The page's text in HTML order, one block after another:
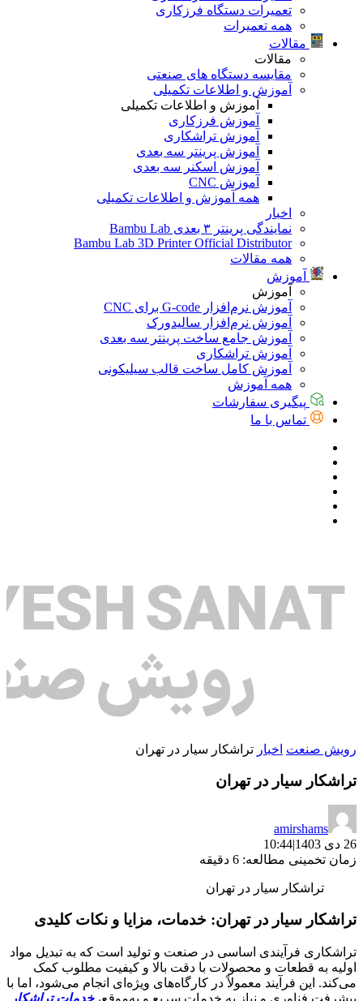
تعمیرات دستگاه فرزکاری
همه تعمیرات
مقالات
مقالات
مقایسه دستگاه های صنعتی
آموزش و اطلاعات تکمیلی
آموزش و اطلاعات تکمیلی
آموزش فرزکاری
آموزش تراشکاری
آموزش پرینتر سه بعدی
آموزش اسکنر سه بعدی
آموزش CNC
همه آموزش و اطلاعات تکمیلی
اخبار
نمایندگی پرینتر ۳ بعدی Bambu Lab
Bambu Lab 3D Printer Official Distributor
همه مقالات
آموزش
آموزش
آموزش نرم‌افزار G-code برای CNC
آموزش نرم‌افزار سالیدورک
آموزش جامع ساخت پرینتر سه بعدی
آموزش تراشکاری
آموزش کامل ساخت قالب سیلیکونی
همه آموزش
پیگیری سفارشات
تماس با ما
رویش صنعت اخبار تراشکار سیار در تهران
تراشکار سیار در تهران
amirshams
26 دی 1403
|
10:44
زمان تخمینی مطالعه: 6 دقیقه
تراشکار سیار در تهران
تراشکار سیار در تهران: خدمات، مزایا و نکات کلیدی
تراشکاری فرآیندی اساسی در صنعت و تولید است که به تبدیل مواد
اولیه به قطعات و محصولات با دقت بالا و کیفیت مطلوب کمک
می‌کند. این فرآیند معمولاً در کارگاه‌های ویژه‌ای انجام می‌شود، اما با
پیشرفت فناوری و نیاز به خدمات سریع و به‌موقع،خدمات تراشکار